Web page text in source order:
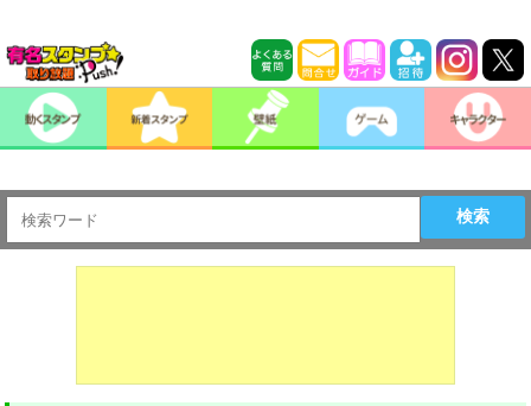
検索